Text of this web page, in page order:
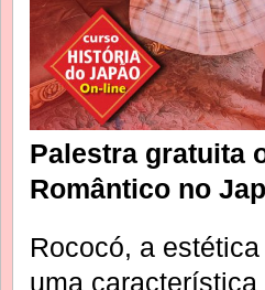
Palestra gratuita
Romântico no
Rococó, a
uma